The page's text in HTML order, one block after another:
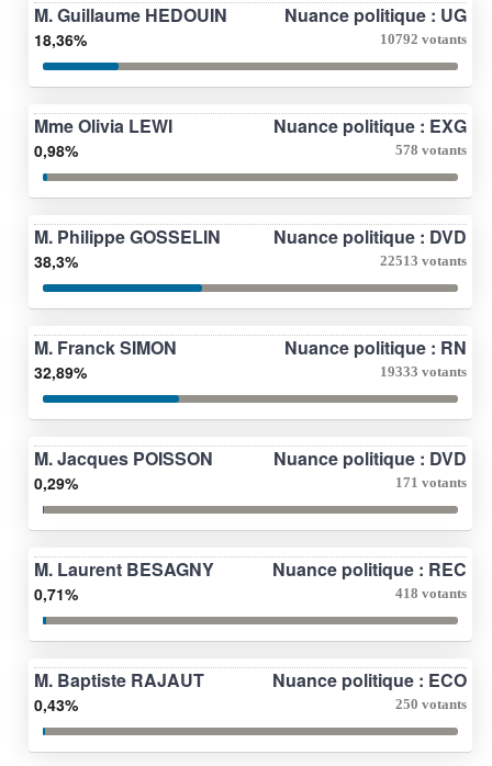
M. Guillaume HEDOUIN Nuance politique : UG
18,36% 10792 votants
Mme Olivia LEWI Nuance politique : EXG
0,98% 578 votants
M. Philippe GOSSELIN Nuance politique : DVD
38,3% 22513 votants
M. Franck SIMON Nuance politique : RN
32,89% 19333 votants
M. Jacques POISSON Nuance politique : DVD
0,29% 171 votants
M. Laurent BESAGNY Nuance politique : REC
0,71% 418 votants
M. Baptiste RAJAUT Nuance politique : ECO
0,43% 250 votants